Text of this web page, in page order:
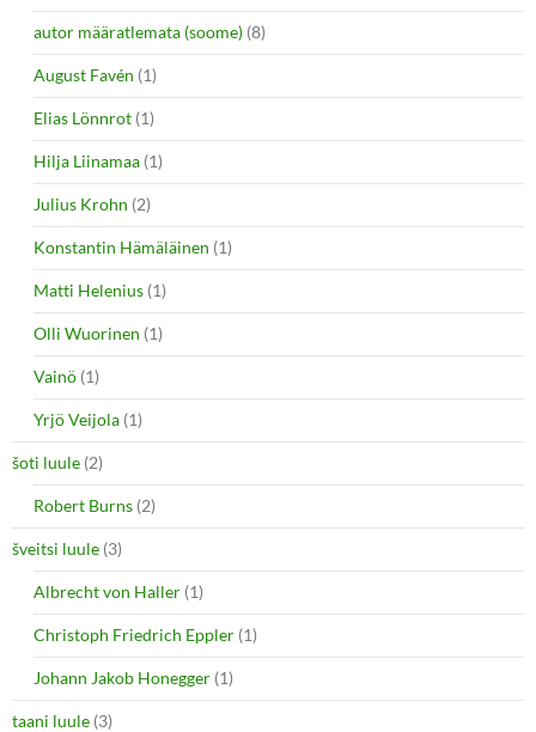
autor määratlemata (soome) (8)
August Favén (1)
Elias Lönnrot (1)
Hilja Liinamaa (1)
Julius Krohn (2)
Konstantin Hämäläinen (1)
Matti Helenius (1)
Olli Wuorinen (1)
Vainö (1)
Yrjö Veijola (1)
šoti luule (2)
Robert Burns (2)
šveitsi luule (3)
Albrecht von Haller (1)
Christoph Friedrich Eppler (1)
Johann Jakob Honegger (1)
taani luule (3)